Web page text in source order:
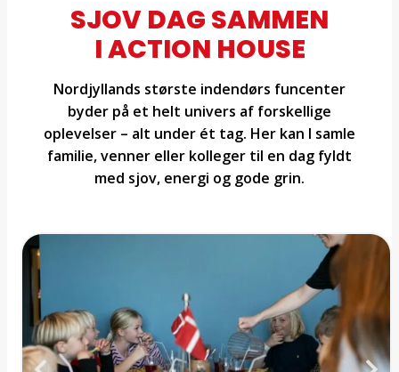
SJOV DAG SAMMEN
I ACTION HOUSE
Nordjyllands største indendørs funcenter
byder på et helt univers af forskellige
oplevelser – alt under ét tag. Her kan I samle
familie, venner eller kolleger til en dag fyldt
med sjov, energi og gode grin.